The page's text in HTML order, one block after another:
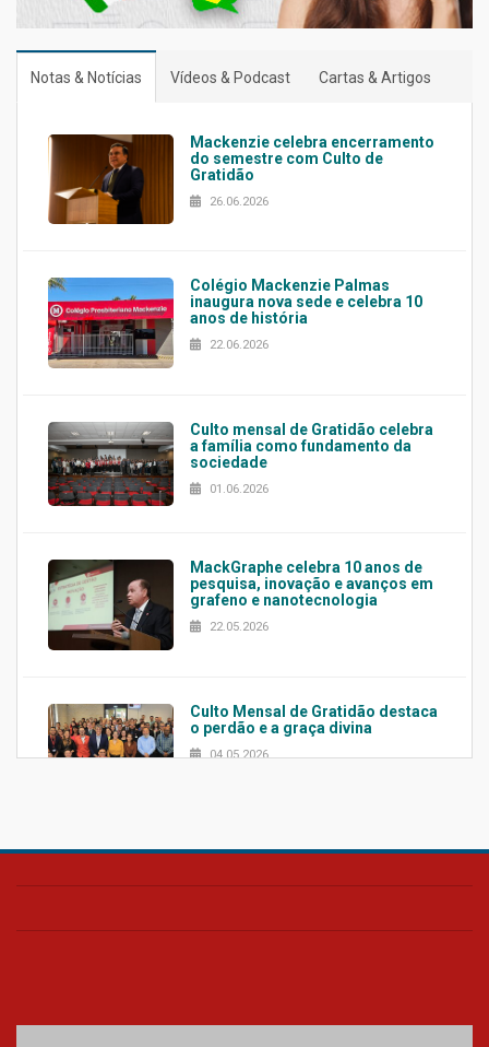
Notas & Notícias Vídeos & Podcast Cartas & Artigos
Mackenzie celebra encerramento
do semestre com Culto de
Gratidão
26.06.2026
Colégio Mackenzie Palmas
inaugura nova sede e celebra 10
anos de história
22.06.2026
Culto mensal de Gratidão celebra
a família como fundamento da
sociedade
01.06.2026
MackGraphe celebra 10 anos de
pesquisa, inovação e avanços em
grafeno e nanotecnologia
22.05.2026
Culto Mensal de Gratidão destaca
o perdão e a graça divina
04.05.2026
Confira como foi o culto mensal